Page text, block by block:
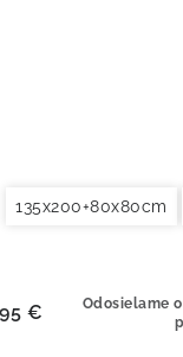
140x220+70x90cm
135x200+80x80cm
Odosielame
€